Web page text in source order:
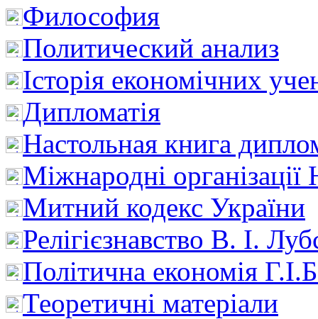
Философия
Политический анализ
Історія економічних
Дипломатія
Настольная книга
Міжнародні
Митний кодекс України
Релігієзнавство В. І.
Політична економія
Теоретичні матеріали